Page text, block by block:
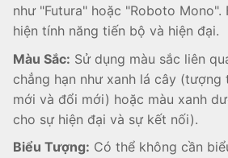
như "Futura" hoặc "Roboto Mono".
hiện tính năng tiến bộ và hiện đại.
Màu Sắc: Sử dụng màu sắc liên
chẳng hạn như xanh lá cây
mới và đổi mới) hoặc màu xanh
cho sự hiện đại và sự kết nối).
Biểu Tượng: Có thể không cần